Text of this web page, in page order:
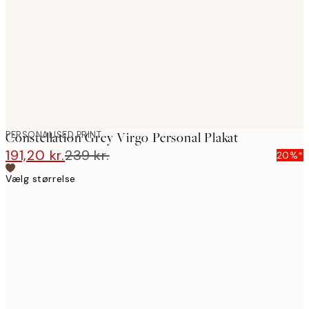
PERSONALISED PRINT
Constellation Grey Virgo Personal Plakat
191,20 kr.239 kr.
20%*
Vælg størrelse